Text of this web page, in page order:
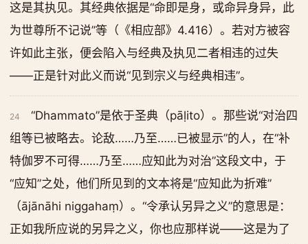
这是其执见。其经典依据是“命即是身，或命异身异，此
为世尊所不记说”等（《相应部》4.416）。若对方被容
许如此主张，便会陷入与经典及执见二者相违的过失
——正是针对此义而说“见到宗义与经典相违”。
24
“Dhammato”是依于圣典（pāḷito）。那些说“对治四
组等已被略去。论敌……乃至……已被显示”的人，在“补
特伽罗不可得……乃至……应知此为对治”这段文中，于
“应知”之处，他们所见到的文本将是“应知此为折难”
（ājānāhi niggahaṃ）。“令承认另异之义”的意思是：
正如我所应说的另异之义，你也应那样说——这是为了